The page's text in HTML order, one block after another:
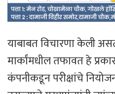
याबाबत विचारणा केली
मार्कांमधील तफावत हे
कंपनीकडून परीक्षांचे